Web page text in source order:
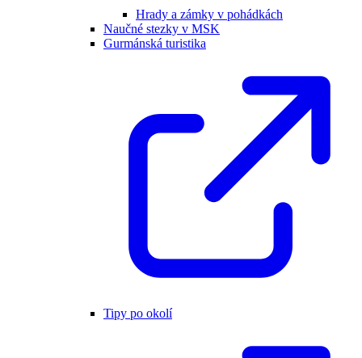
Hrady a zámky v pohádkách
Naučné stezky v MSK
Gurmánská turistika
Tipy po okolí